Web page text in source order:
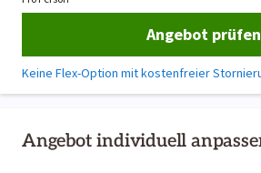
Angebot individuell
Angebot prüfen
Keine Flex-Option mit kostenfreier